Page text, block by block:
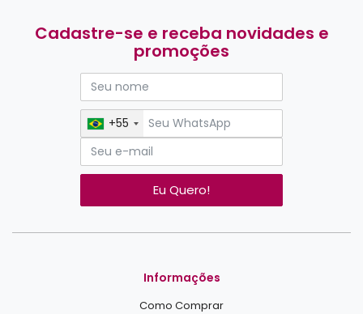
Cadastre-se e receba novidades e
promoções
+55
Eu Quero!
Informações
Como Comprar